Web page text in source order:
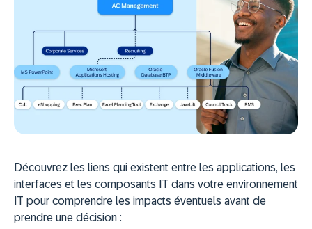
Découvrez les liens qui existent entre les applications, les
interfaces et les composants IT dans votre environnement
IT pour comprendre les impacts éventuels avant de
prendre une décision :